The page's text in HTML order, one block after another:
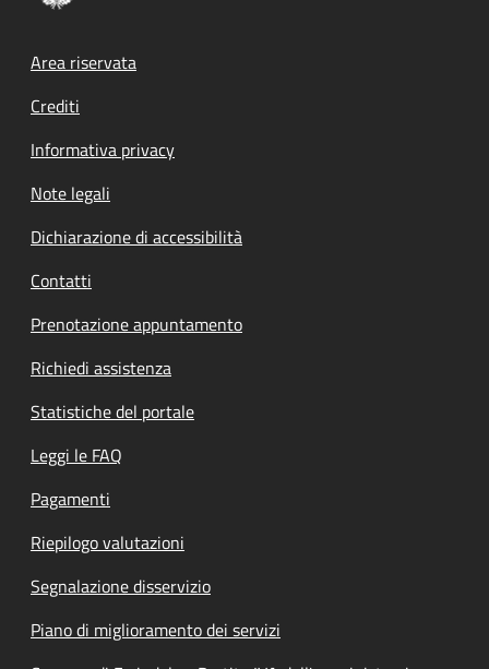
Footer menu
Area riservata
Crediti
Informativa privacy
Note legali
Dichiarazione di accessibilità
Contatti
Prenotazione appuntamento
Richiedi assistenza
Statistiche del portale
Leggi le FAQ
Pagamenti
Riepilogo valutazioni
Segnalazione disservizio
Piano di miglioramento dei servizi